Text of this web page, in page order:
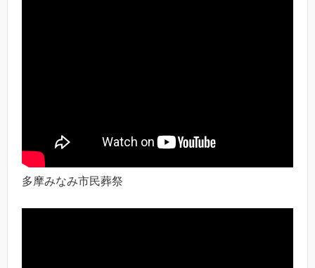
多摩みなみ市民葬祭